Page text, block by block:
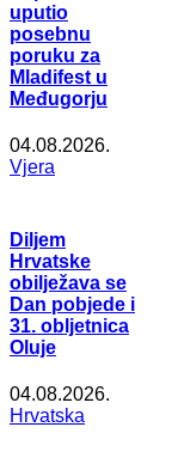
uputio
posebnu
poruku za
Mladifest u
Međugorju
04.08.2026.
Vjera
Diljem
Hrvatske
obilježava se
Dan pobjede i
31. obljetnica
Oluje
04.08.2026.
Hrvatska